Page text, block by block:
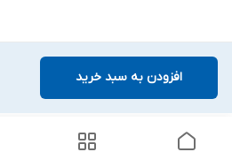
افزودن به سبد خرید